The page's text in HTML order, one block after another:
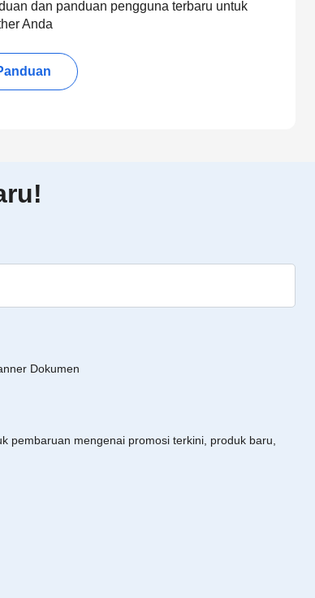
dan panduan pengguna terbaru untuk
Anda
Dokumen
pembaruan mengenai promosi terkini, produk baru,